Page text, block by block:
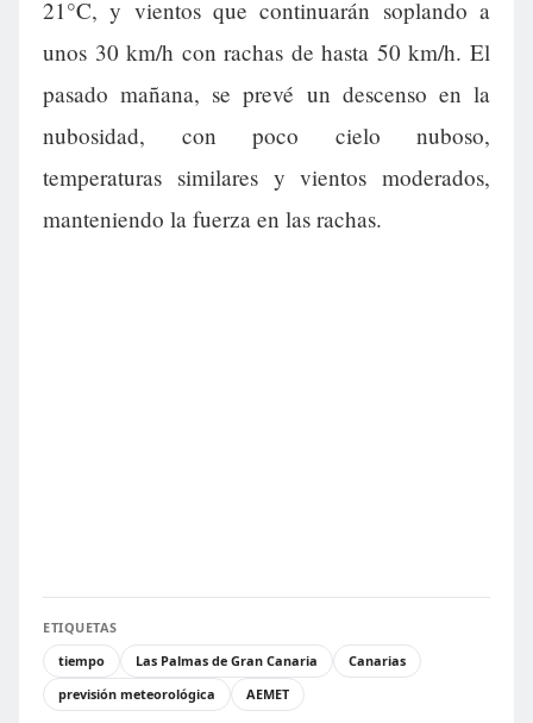
21°C, y vientos que continuarán soplando a
unos 30 km/h con rachas de hasta 50 km/h. El
pasado mañana, se prevé un descenso en la
nubosidad, con poco cielo nuboso,
temperaturas similares y vientos moderados,
manteniendo la fuerza en las rachas.
ETIQUETAS
tiempo
Las Palmas de Gran Canaria
Canarias
previsión meteorológica
AEMET